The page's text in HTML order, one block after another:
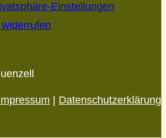
Einstellungen
Datenschutzerklärung